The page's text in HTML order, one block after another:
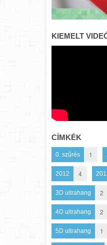
KIEMELT
CÍMKÉK
0. szűrés 1
2012 4
3D ultrahang 2
4D ultrahang 2
5D ultrahang 1